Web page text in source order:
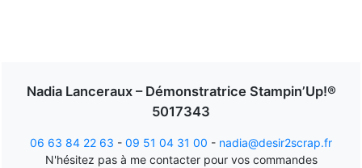
Nadia Lanceraux – Démonstratrice Stampin’Up!®
5017343
06 63 84 22 63 - 09 51 04 31 00 - nadia@desir2scrap.fr
N'hésitez pas à me contacter pour vos commandes